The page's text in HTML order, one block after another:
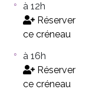
à 12h
Réserver
ce créneau
à 16h
Réserver
ce créneau